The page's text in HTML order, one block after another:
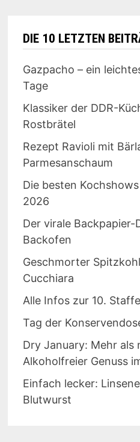
DIE 10 LETZTEN
Gazpacho – ein
Tage
Klassiker der DDR-
Rostbrätel
Rezept Ravioli mit
Parmesanschaum
Die besten
2026
Der virale Backpapier-
Backofen
Geschmorter
Cucchiara
Alle Infos zur 10.
Tag der
Dry January: Mehr als
Alkoholfreier Genuss
Einfach lecker:
Blutwurst